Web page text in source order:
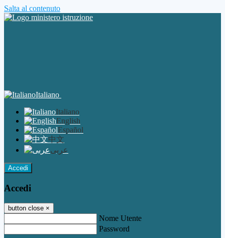
Salta al contenuto
Italiano
Italiano
English
Español
中文
عربى
Accedi
Accedi
button close ×
Nome Utente
Password